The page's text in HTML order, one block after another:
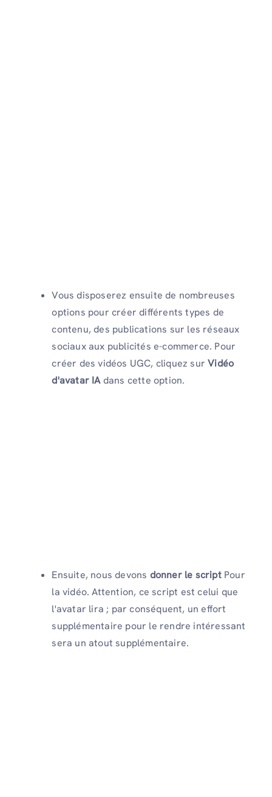
Vous disposerez ensuite de nombreuses
options pour créer différents types de
contenu, des publications sur les réseaux
sociaux aux publicités e-commerce. Pour
créer des vidéos UGC, cliquez sur Vidéo
d'avatar IAdans cette option.
Ensuite, nous devons donner le scriptPour
la vidéo. Attention, ce script est celui que
l'avatar lira ; par conséquent, un effort
supplémentaire pour le rendre intéressant
sera un atout supplémentaire.